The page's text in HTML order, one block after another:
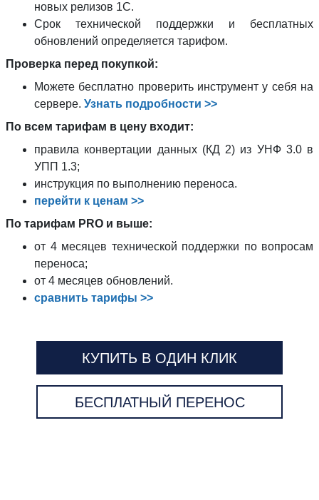
новых релизов 1С.
Срок технической поддержки и бесплатных
обновлений определяется тарифом.
Проверка перед покупкой:
Можете бесплатно проверить инструмент у себя на
сервере. Узнать подробности >>
По всем тарифам в цену входит:
правила конвертации данных (КД 2) из УНФ 3.0 в
УПП 1.3;
инструкция по выполнению переноса.
перейти к ценам >>
По тарифам PRO и выше:
от 4 месяцев технической поддержки по вопросам
переноса;
от 4 месяцев обновлений.
сравнить тарифы >>
КУПИТЬ В ОДИН КЛИК
БЕСПЛАТНЫЙ ПЕРЕНОС